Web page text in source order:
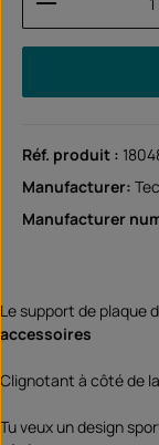
Réf. produit :
Manufacturer:
Manufacturer
Le support de plaque
accessoires
Clignotant à côté de
Tu veux un design